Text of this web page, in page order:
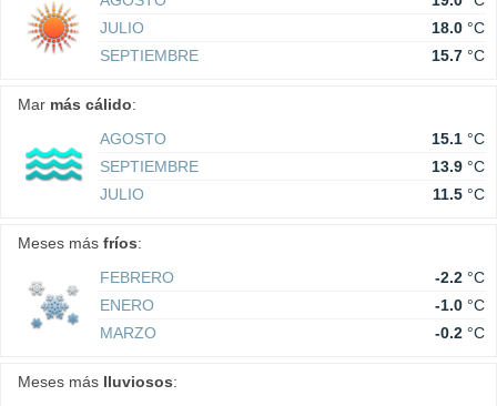
JULIO
18.0 °C
SEPTIEMBRE
15.7 °C
Mar más cálido:
AGOSTO
15.1 °C
SEPTIEMBRE
13.9 °C
JULIO
11.5 °C
Meses más fríos:
FEBRERO
-2.2 °C
ENERO
-1.0 °C
MARZO
-0.2 °C
Meses más lluviosos: